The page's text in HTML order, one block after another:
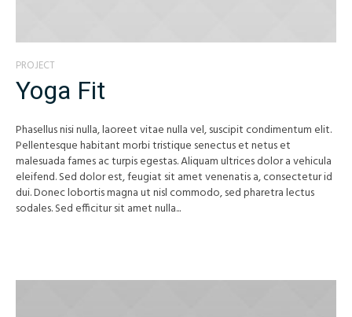
PROJECT
Yoga Fit
Phasellus nisi nulla, laoreet vitae nulla vel, suscipit condimentum elit.
Pellentesque habitant morbi tristique senectus et netus et
malesuada fames ac turpis egestas. Aliquam ultrices dolor a vehicula
eleifend. Sed dolor est, feugiat sit amet venenatis a, consectetur id
dui. Donec lobortis magna ut nisl commodo, sed pharetra lectus
sodales. Sed efficitur sit amet nulla...